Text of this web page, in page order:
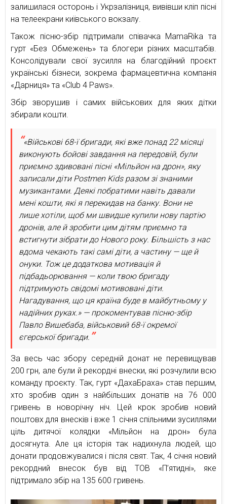
залишилася осторонь і Укрзалізниця, вивівши кліп пісні
на телеекрани київського вокзалу.
Також пісню-збір підтримали співачка MamaRika та
гурт «Без Обмежень» та блогери різних масштабів.
Консолідували свої зусилля на благодійний проєкт
українські бізнеси, зокрема фармацевтична компанія
«Дарниця» та «Club 4 Paws».
Збір зворушив і самих військових для яких дітки
збирали кошти.
«Військові 68-ї бригади, які вже понад 22 місяці
виконують бойові завдання на передовій, були
приємно здивовані пісні «Мільйон на дрон», яку
записали діти Postmen Kids разом зі знаними
музикантами. Деякі побратими навіть давали
мені кошти, які я перекидав на банку. Вони не
лише хотіли, щоб ми швидше купили нову партію
дронів, але й зробити цим дітям приємно та
встигнути зібрати до Нового року. Більшість з нас
вдома чекають такі самі діти, а частину — ще й
онуки. Тож це додаткова мотивація й
підбадьорювання — коли твою бригаду
підтримують свідомі мотивовані діти.
Нагадування, що ця країна буде в майбутньому у
надійних руках.» — прокоментував пісню-збір
Павло Вишебаба, військовий 68-ї окремої
єгерської бригади.
За весь час збору середній донат не перевищував
200 грн, але були й рекордні внески, які розчулили всю
команду проєкту. Так, гурт «ДахаБраха» став першим,
хто зробив один з найбільших донатів на 76 000
гривень в новорічну ніч. Цей крок зробив новий
поштовх для внесків і вже 1 січня спільними зусиллями
ціль дитячої колядки «Мільйон на дрон» була
досягнута. Але ця історія так надихнула людей, що
донати продовжувалися і після свят. Так, 4 січня новий
рекордний внесок був від ТОВ «П’ятидні», яке
підтримало збір на 135 600 гривень.